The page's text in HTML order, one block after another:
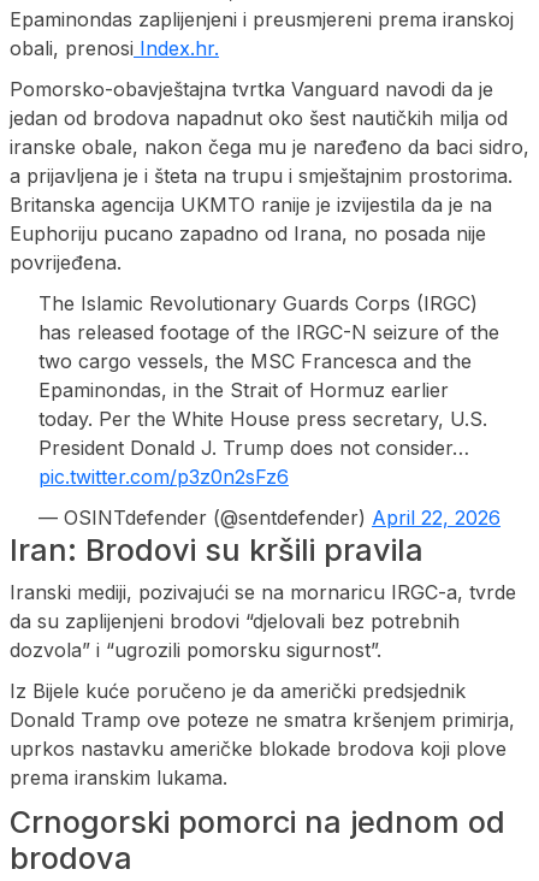
Epaminondas zaplijenjeni i preusmjereni prema iranskoj
obali, prenosi Index.hr.
Pomorsko-obavještajna tvrtka Vanguard navodi da je
jedan od brodova napadnut oko šest nautičkih milja od
iranske obale, nakon čega mu je naređeno da baci sidro,
a prijavljena je i šteta na trupu i smještajnim prostorima.
Britanska agencija UKMTO ranije je izvijestila da je na
Euphoriju pucano zapadno od Irana, no posada nije
povrijeđena.
The Islamic Revolutionary Guards Corps (IRGC)
has released footage of the IRGC-N seizure of the
two cargo vessels, the MSC Francesca and the
Epaminondas, in the Strait of Hormuz earlier
today. Per the White House press secretary, U.S.
President Donald J. Trump does not consider…
pic.twitter.com/p3z0n2sFz6
— OSINTdefender (@sentdefender) April 22, 2026
Iran: Brodovi su kršili pravila
Iranski mediji, pozivajući se na mornaricu IRGC-a, tvrde
da su zaplijenjeni brodovi “djelovali bez potrebnih
dozvola” i “ugrozili pomorsku sigurnost”.
Iz Bijele kuće poručeno je da američki predsjednik
Donald Tramp ove poteze ne smatra kršenjem primirja,
uprkos nastavku američke blokade brodova koji plove
prema iranskim lukama.
Crnogorski pomorci na jednom od
brodova